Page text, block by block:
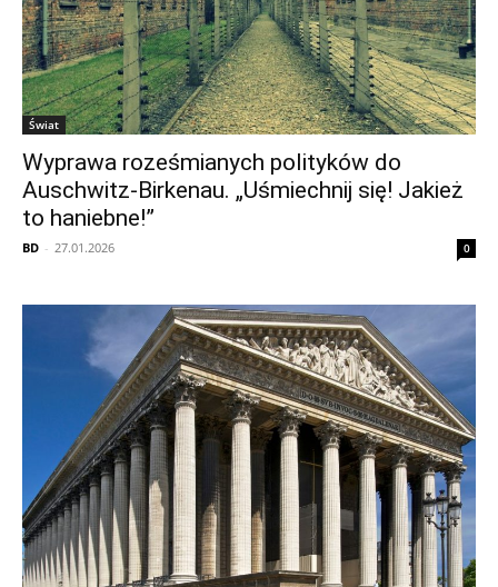
Świat
Wyprawa roześmianych polityków do
Auschwitz-Birkenau. „Uśmiechnij się! Jakież
to haniebne!”
BD - 27.01.2026 0